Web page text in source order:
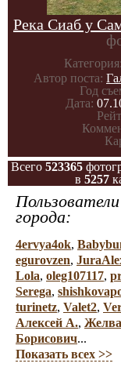
Река Сиаб у
Категория:
Автор поста:
Год
Дата:
Всего 523365
в 5257
города:
4ervya4ok,
egurovzen,
Lola, oleg107117,
Serega,
turinetz, Valet2,
Алексей А.,
Борисович...
Показать всех >>